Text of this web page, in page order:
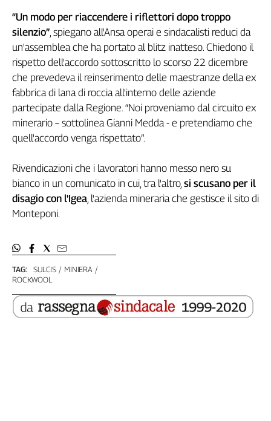
Academy
Collettiva
Play
Rubriche
Collettiva
Talk
La
settimana
Collettiva
Il
Sassolino
Linea
Economica
Easy
Inserti
Idea
Diffusa
TAG: SULCIS
MINIERA
ROCKWOOL
“Un modo per riaccendere i riflettori dopo troppo
silenzio” , spiegano all'Ansa operai e sindacalisti reduci da
un'assemblea che ha portato al blitz inatteso. Chiedono il
rispetto dell'accordo sottoscritto lo scorso 22 dicembre
che prevedeva il reinserimento delle maestranze della ex
fabbrica di lana di roccia all'interno delle aziende
partecipate dalla Regione. “Noi proveniamo dal circuito ex
minerario – sottolinea Gianni Medda - e pretendiamo che
quell'accordo venga rispettato”.
Rivendicazioni che i lavoratori hanno messo nero su
bianco in un comunicato in cui, tra l'altro, si scusano per il
disagio con l'Igea , l'azienda mineraria che gestisce il sito di
Monteponi.